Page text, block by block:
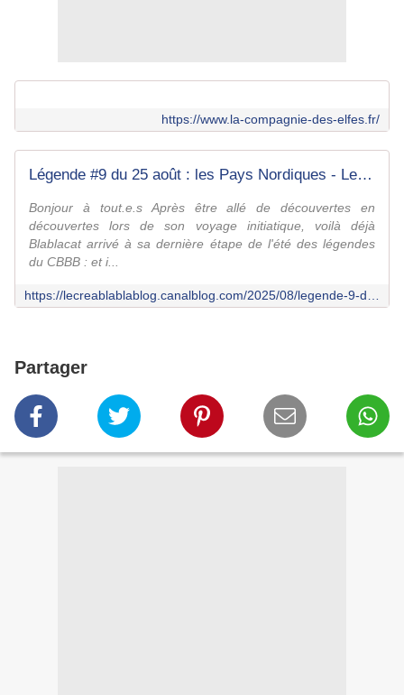
https://www.la-compagnie-des-elfes.fr/
Légende #9 du 25 août : les Pays Nordiques - Le creablablablog
Bonjour à tout.e.s Après être allé de découvertes en
découvertes lors de son voyage initiatique, voilà déjà
Blablacat arrivé à sa dernière étape de l'été des légendes
du CBBB : et i...
Partager